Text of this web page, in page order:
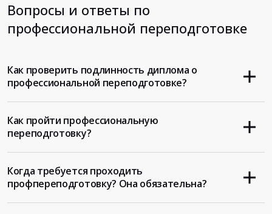
Вопросы и ответы по
профессиональной переподготовке
Как проверить подлинность диплома о
профессиональной переподготовке?
Как пройти профессиональную
переподготовку?
Когда требуется проходить
профпереподготовку? Она обязательна?